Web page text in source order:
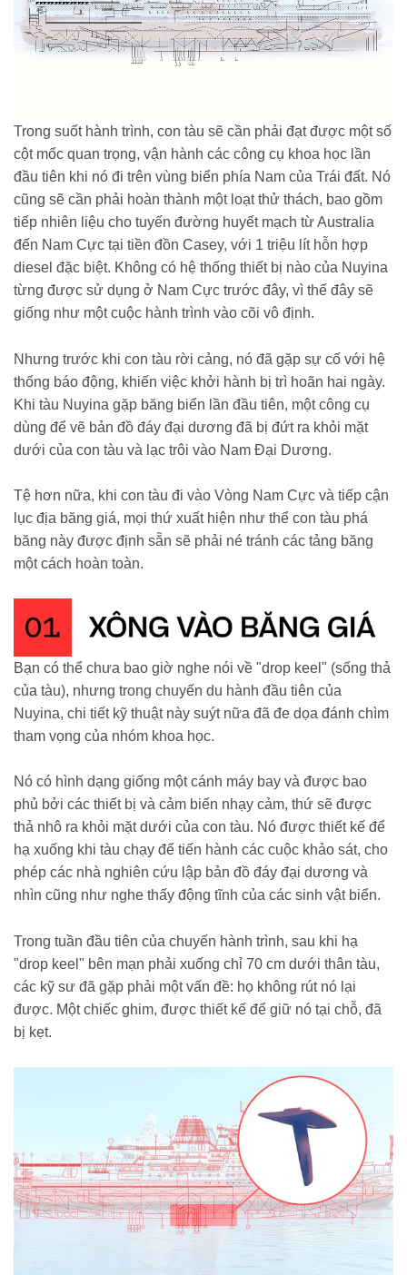
Trong suốt hành trình, con tàu sẽ cần phải đạt được một số
cột mốc quan trọng, vận hành các công cụ khoa học lần
đầu tiên khi nó đi trên vùng biển phía Nam của Trái đất. Nó
cũng sẽ cần phải hoàn thành một loạt thử thách, bao gồm
tiếp nhiên liệu cho tuyến đường huyết mạch từ Australia
đến Nam Cực tại tiền đồn Casey, với 1 triệu lít hỗn hợp
diesel đặc biệt. Không có hệ thống thiết bị nào của Nuyina
từng được sử dụng ở Nam Cực trước đây, vì thế đây sẽ
giống như một cuộc hành trình vào cõi vô định.
Nhưng trước khi con tàu rời cảng, nó đã gặp sự cố với hệ
thống báo động, khiến việc khởi hành bị trì hoãn hai ngày.
Khi tàu Nuyina gặp băng biển lần đầu tiên, một công cụ
dùng để vẽ bản đồ đáy đại dương đã bị đứt ra khỏi mặt
dưới của con tàu và lạc trôi vào Nam Đại Dương.
Tệ hơn nữa, khi con tàu đi vào Vòng Nam Cực và tiếp cận
lục địa băng giá, mọi thứ xuất hiện như thể con tàu phá
băng này được định sẵn sẽ phải né tránh các tảng băng
một cách hoàn toàn.
Bạn có thể chưa bao giờ nghe nói về "drop keel" (sống thả
của tàu), nhưng trong chuyến du hành đầu tiên của
Nuyina, chi tiết kỹ thuật này suýt nữa đã đe dọa đánh chìm
tham vọng của nhóm khoa học.
Nó có hình dạng giống một cánh máy bay và được bao
phủ bởi các thiết bị và cảm biến nhạy cảm, thứ sẽ được
thả nhô ra khỏi mặt dưới của con tàu. Nó được thiết kế để
hạ xuống khi tàu chạy để tiến hành các cuộc khảo sát, cho
phép các nhà nghiên cứu lập bản đồ đáy đại dương và
nhìn cũng như nghe thấy động tĩnh của các sinh vật biển.
Trong tuần đầu tiên của chuyến hành trình, sau khi hạ
"drop keel" bên mạn phải xuống chỉ 70 cm dưới thân tàu,
các kỹ sư đã gặp phải một vấn đề: họ không rút nó lại
được. Một chiếc ghim, được thiết kế để giữ nó tại chỗ, đã
bị kẹt.